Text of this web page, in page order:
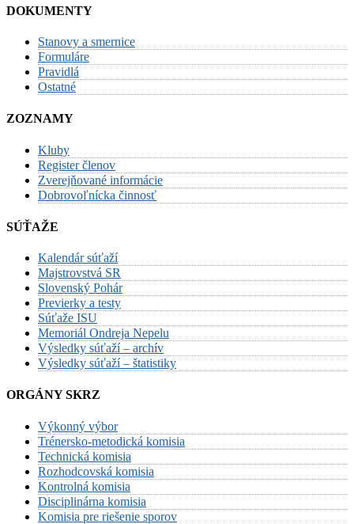
DOKUMENTY
Stanovy a smernice
Formuláre
Pravidlá
Ostatné
ZOZNAMY
Kluby
Register členov
Zverejňované informácie
Dobrovoľnícka činnosť
SÚŤAŽE
Kalendár súťaží
Majstrovstvá SR
Slovenský Pohár
Previerky a testy
Súťaže ISU
Memoriál Ondreja Nepelu
Výsledky súťaží – archív
Výsledky súťaží – štatistiky
ORGÁNY SKRZ
Výkonný výbor
Trénersko-metodická komisia
Technická komisia
Rozhodcovská komisia
Kontrolná komisia
Disciplinárna komisia
Komisia pre riešenie sporov